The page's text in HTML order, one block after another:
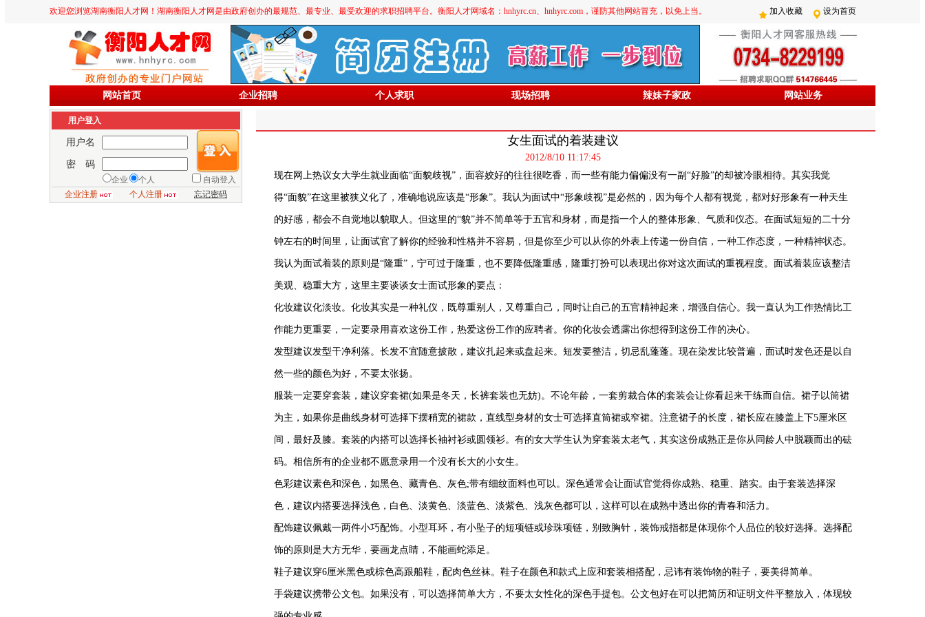
欢迎您浏览湖南衡阳人才网！湖南衡阳人才网是由政府创办的最规范、最专业、最受欢迎的求职招聘平台。衡阳人才网域名：hnhyrc.cn、hnhyrc.com，谨防其他网站冒充，以免上当。 加入收藏 设为首页
网站首页 企业招聘 个人求职 现场招聘 辣妹子家政 网站业务
用户登入
用户名
密 码
企业 个人
自动登入
企业注册
个人注册 忘记密码
女生面试的着装建议
2012/8/10 11:17:45
现在网上热议女大学生就业面临“面貌歧视”，面容姣好的往往很吃香，而一些有能力偏偏没有一副“好脸”的却被冷眼相待。其实我觉
得“面貌”在这里被狭义化了，准确地说应该是“形象”。我认为面试中“形象歧视”是必然的，因为每个人都有视觉，都对好形象有一种天生
的好感，都会不自觉地以貌取人。但这里的“貌”并不简单等于五官和身材，而是指一个人的整体形象、气质和仪态。在面试短短的二十分
钟左右的时间里，让面试官了解你的经验和性格并不容易，但是你至少可以从你的外表上传递一份自信，一种工作态度，一种精神状态。
我认为面试着装的原则是“隆重”，宁可过于隆重，也不要降低隆重感，隆重打扮可以表现出你对这次面试的重视程度。面试着装应该整洁
美观、稳重大方，这里主要谈谈女士面试形象的要点：
化妆建议化淡妆。化妆其实是一种礼仪，既尊重别人，又尊重自己，同时让自己的五官精神起来，增强自信心。我一直认为工作热情比工
作能力更重要，一定要录用喜欢这份工作，热爱这份工作的应聘者。你的化妆会透露出你想得到这份工作的决心。
发型建议发型干净利落。长发不宜随意披散，建议扎起来或盘起来。短发要整洁，切忌乱蓬蓬。现在染发比较普遍，面试时发色还是以自
然一些的颜色为好，不要太张扬。
服装一定要穿套装，建议穿套裙(如果是冬天，长裤套装也无妨)。不论年龄，一套剪裁合体的套装会让你看起来干练而自信。裙子以筒裙
为主，如果你是曲线身材可选择下摆稍宽的裙款，直线型身材的女士可选择直筒裙或窄裙。注意裙子的长度，裙长应在膝盖上下5厘米区
间，最好及膝。套装的内搭可以选择长袖衬衫或圆领衫。有的女大学生认为穿套装太老气，其实这份成熟正是你从同龄人中脱颖而出的砝
码。相信所有的企业都不愿意录用一个没有长大的小女生。
色彩建议素色和深色，如黑色、藏青色、灰色;带有细纹面料也可以。深色通常会让面试官觉得你成熟、稳重、踏实。由于套装选择深
色，建议内搭要选择浅色，白色、淡黄色、淡蓝色、淡紫色、浅灰色都可以，这样可以在成熟中透出你的青春和活力。
配饰建议佩戴一两件小巧配饰。小型耳环，有小坠子的短项链或珍珠项链，别致胸针，装饰戒指都是体现你个人品位的较好选择。选择配
饰的原则是大方无华，要画龙点睛，不能画蛇添足。
鞋子建议穿6厘米黑色或棕色高跟船鞋，配肉色丝袜。鞋子在颜色和款式上应和套装相搭配，忌讳有装饰物的鞋子，要美得简单。
手袋建议携带公文包。如果没有，可以选择简单大方，不要太女性化的深色手提包。公文包好在可以把简历和证明文件平整放入，体现较